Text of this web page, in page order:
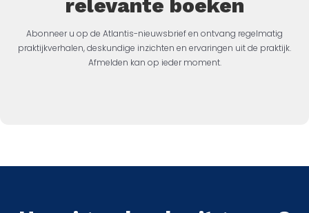
relevante boeken
Abonneer u op de Atlantis-nieuwsbrief en ontvang regelmatig
praktijkverhalen, deskundige inzichten en ervaringen uit de praktijk.
Afmelden kan op ieder moment.